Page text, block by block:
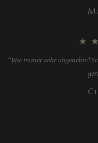
“Wie immer sehr angenehm!